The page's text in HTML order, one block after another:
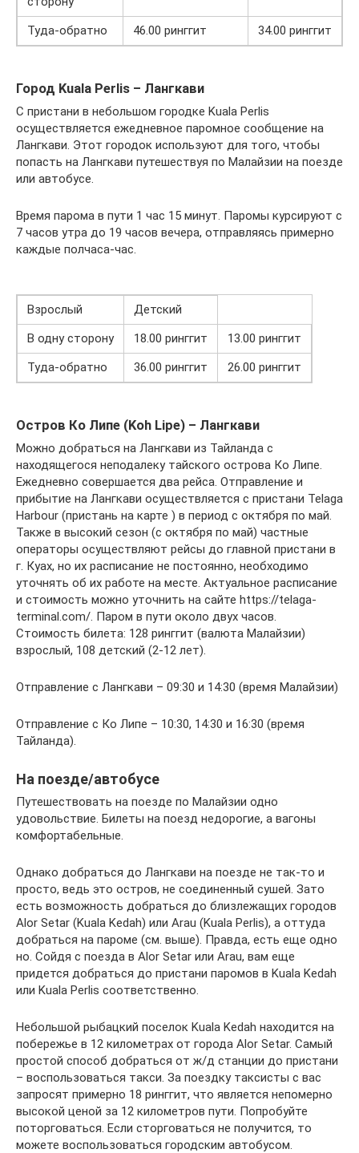
Туда-обратно
46.00 ринггит 34.00 ринггит
Город Kuala Perlis – Лангкави
С пристани в небольшом городке Kuala Perlis
осуществляется ежедневное паромное сообщение на
Лангкави. Этот городок используют для того, чтобы
попасть на Лангкави путешествуя по Малайзии на поезде
или автобусе.
Время парома в пути 1 час 15 минут. Паромы курсируют с
7 часов утра до 19 часов вечера, отправляясь примерно
каждые полчаса-час.
Взрослый
Детский
В одну сторону
18.00 ринггит
13.00 ринггит
Туда-обратно
36.00 ринггит 26.00 ринггит
Остров Ко Липе (Koh Lipe) – Лангкави
Можно добраться на Лангкави из Тайланда с
находящегося неподалеку тайского острова Ко Липе.
Ежедневно совершается два рейса. Отправление и
прибытие на Лангкави осуществляется с пристани Telaga
Harbour (пристань на карте ) в период с октября по май.
Также в высокий сезон (с октября по май) частные
операторы осуществляют рейсы до главной пристани в
г. Куах, но их расписание не постоянно, необходимо
уточнять об их работе на месте. Актуальное расписание
и стоимость можно уточнить на сайте https://telaga-
terminal.com/. Паром в пути около двух часов.
Стоимость билета: 128 ринггит (валюта Малайзии)
взрослый, 108 детский (2-12 лет).
Отправление с Лангкави – 09:30 и 14:30 (время Малайзии)
Отправление с Ко Липе – 10:30, 14:30 и 16:30 (время
Тайланда).
На поезде/автобусе
Путешествовать на поезде по Малайзии одно
удовольствие. Билеты на поезд недорогие, а вагоны
комфортабельные.
Однако добраться до Лангкави на поезде не так-то и
просто, ведь это остров, не соединенный сушей. Зато
есть возможность добраться до близлежащих городов
Alor Setar (Kuala Kedah) или Arau (Kuala Perlis), а оттуда
добраться на пароме (см. выше). Правда, есть еще одно
но. Сойдя с поезда в Alor Setar или Arau, вам еще
придется добраться до пристани паромов в Kuala Kedah
или Kuala Perlis соответственно.
Небольшой рыбацкий поселок Kuala Kedah находится на
побережье в 12 километрах от города Alor Setar. Самый
простой способ добраться от ж/д станции до пристани
– воспользоваться такси. За поездку таксисты с вас
запросят примерно 18 ринггит, что является непомерно
высокой ценой за 12 километров пути. Попробуйте
поторговаться. Если сторговаться не получится, то
можете воспользоваться городским автобусом.